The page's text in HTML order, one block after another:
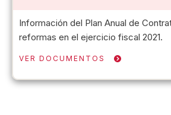
Información del Plan Anual de
reformas en el ejercicio fiscal 2021.
VER DOCUMENTOS